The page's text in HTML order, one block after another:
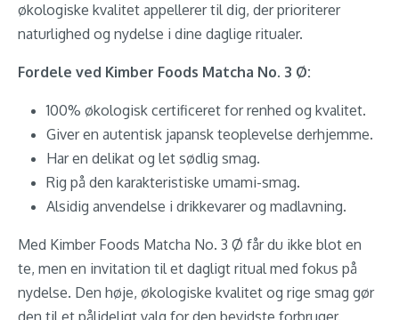
økologiske kvalitet appellerer til dig, der prioriterer
naturlighed og nydelse i dine daglige ritualer.
Fordele ved Kimber Foods Matcha No. 3 Ø:
100% økologisk certificeret for renhed og kvalitet.
Giver en autentisk japansk teoplevelse derhjemme.
Har en delikat og let sødlig smag.
Rig på den karakteristiske umami-smag.
Alsidig anvendelse i drikkevarer og madlavning.
Med Kimber Foods Matcha No. 3 Ø får du ikke blot en
te, men en invitation til et dagligt ritual med fokus på
nydelse. Den høje, økologiske kvalitet og rige smag gør
den til et pålideligt valg for den bevidste forbruger.